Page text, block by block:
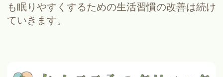
も眠りやすくするための生活習慣の改善は続け
ていきます。